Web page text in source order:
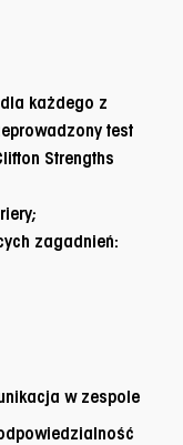
każdego z
test
Strengths
zagadnień:
w zespole